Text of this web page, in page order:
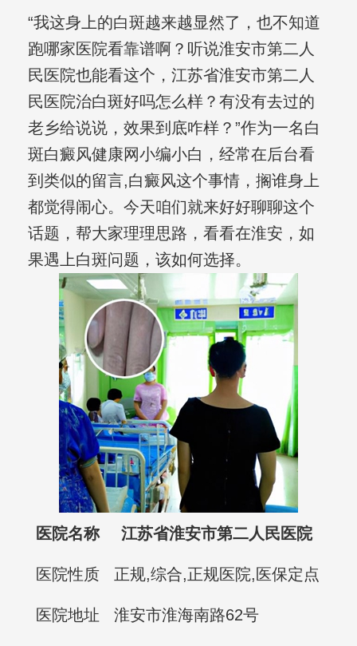
导，全方位帮助患者康复。
“我这身上的白斑越来越显然了，也不知道
跑哪家医院看靠谱啊？听说淮安市第二人
民医院也能看这个，江苏省淮安市第二人
民医院治白斑好吗怎么样？有没有去过的
老乡给说说，效果到底咋样？”作为一名白
斑白癜风健康网小编小白，经常在后台看
到类似的留言,白癜风这个事情，搁谁身上
都觉得闹心。今天咱们就来好好聊聊这个
话题，帮大家理理思路，看看在淮安，如
果遇上白斑问题，该如何选择。
医院名称 江苏省淮安市第二人民医院
医院性质 正规,综合,正规医院,医保定点
医院地址 淮安市淮海南路62号